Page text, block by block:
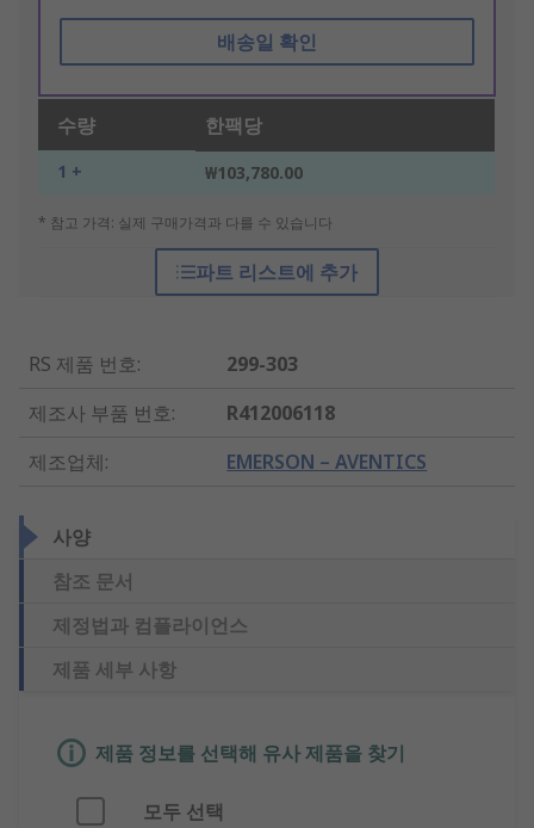
배송일 확인
수량 한팩당
1 + ₩103,780.00
* 참고 가격: 실제 구매가격과 다를 수 있습니다
파트 리스트에 추가
RS 제품 번호:
299-303
제조사 부품 번호:
R412006118
제조업체: EMERSON – AVENTICS
사양
참조 문서
제정법과 컴플라이언스
제품 세부 사항
제품 정보를 선택해 유사 제품을 찾기
모두 선택